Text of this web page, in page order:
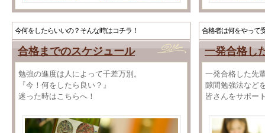
今何をしたらいいの？そんな時はコチラ！
合格までのスケジュール
勉強の進度は人によって千差万別。
『今！何をしたら良い？』
迷った時はこちらへ！
合格者は何をやって
一発合格し
一発合格した先
隙間勉強法など
皆さんをサポー